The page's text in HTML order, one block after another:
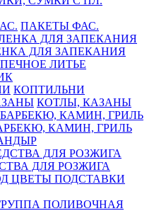
ПАКЕТЫ ФАС.
ДЛЯ ЗАПЕКАНИЯ
ПЕЧНОЕ ЛИТЬЕ
КОПТИЛЬНИ
КОТЛЫ, КАЗАНЫ
КАМИН, ГРИЛЬ
ДЛЯ РОЗЖИГА
ПОДСТАВКИ
ПОЛИВОЧНАЯ